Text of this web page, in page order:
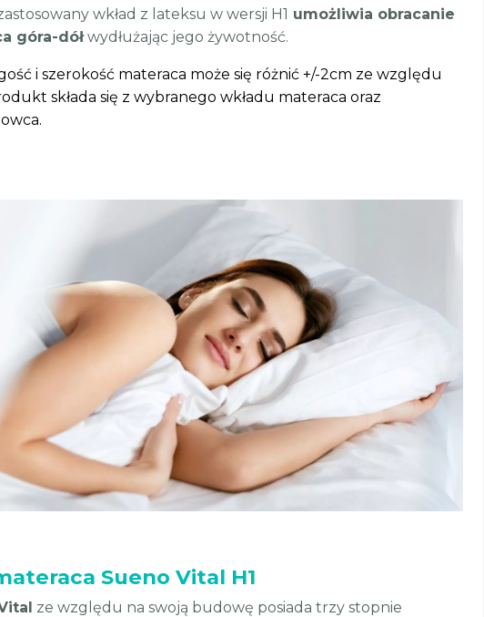
wkład z lateksu w wersji H1 umożliwia obracanie
góra-dółwydłużając jego żywotność.
i szerokość materaca może się różnić +/-2cm ze względu
składa się z wybranego wkładu materaca oraz
Sueno Vital H1
ze względu na swoją budowę posiada trzy stopnie